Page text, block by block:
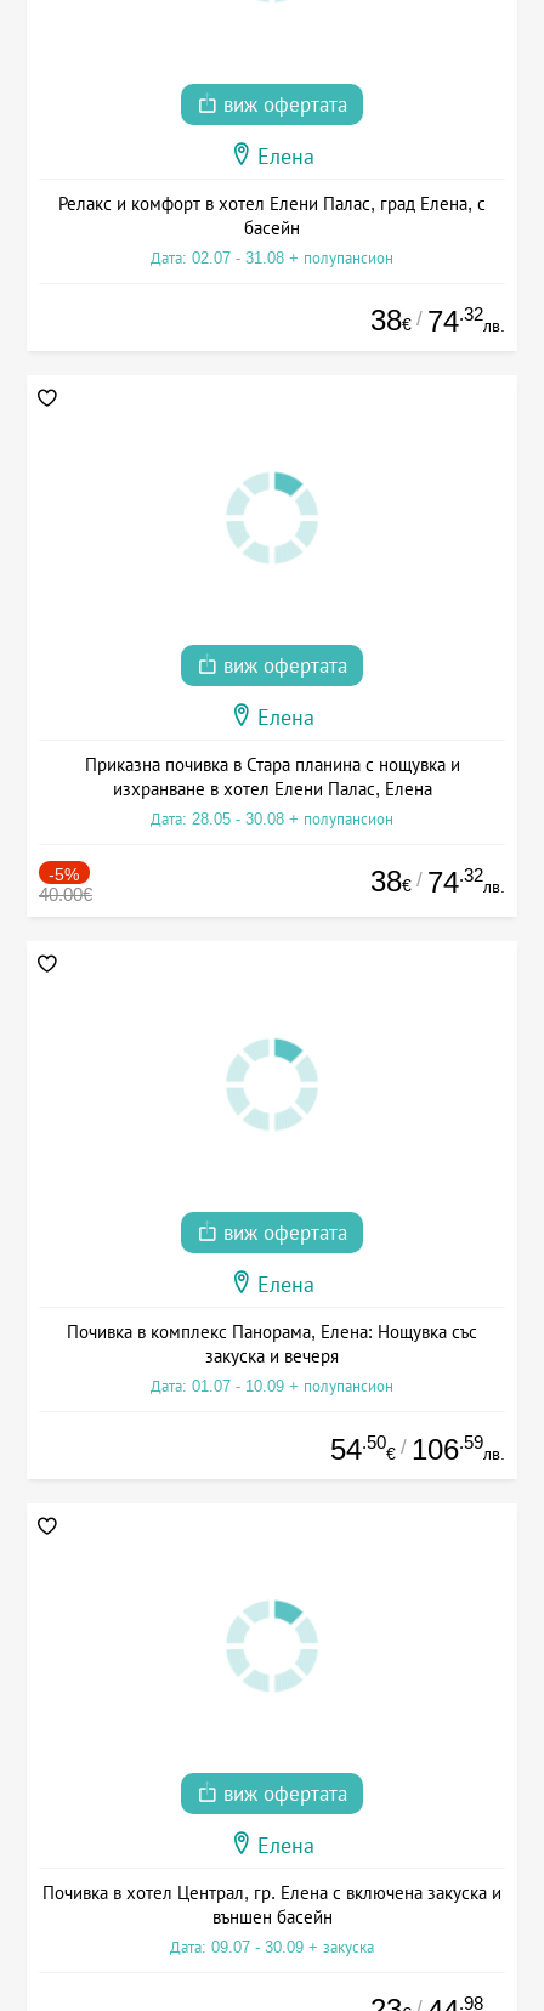
виж офертата
Елена
Релакс и комфорт в хотел Елени Палас, град Елена, с
басейн
Дата: 02.07 - 31.08 + полупансион
38€ / 74.32
лв.
виж офертата
Елена
Приказна почивка в Стара планина с нощувка и
изхранване в хотел Елени Палас, Елена
Дата: 28.05 - 30.08 + полупансион
-5%
40.00€ 38€ / 74.32
лв.
виж офертата
Елена
Почивка в комплекс Панорама, Елена: Нощувка със
закуска и вечеря
Дата: 01.07 - 10.09 + полупансион
54.50
€ / 106.59
лв.
виж офертата
Елена
Почивка в хотел Централ, гр. Елена с включена закуска и
външен басейн
Дата: 09.07 - 30.09 + закуска
.98